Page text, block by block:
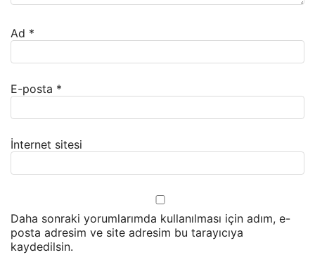
Ad *
E-posta *
İnternet sitesi
Daha sonraki yorumlarımda kullanılması için adım, e-
posta adresim ve site adresim bu tarayıcıya
kaydedilsin.